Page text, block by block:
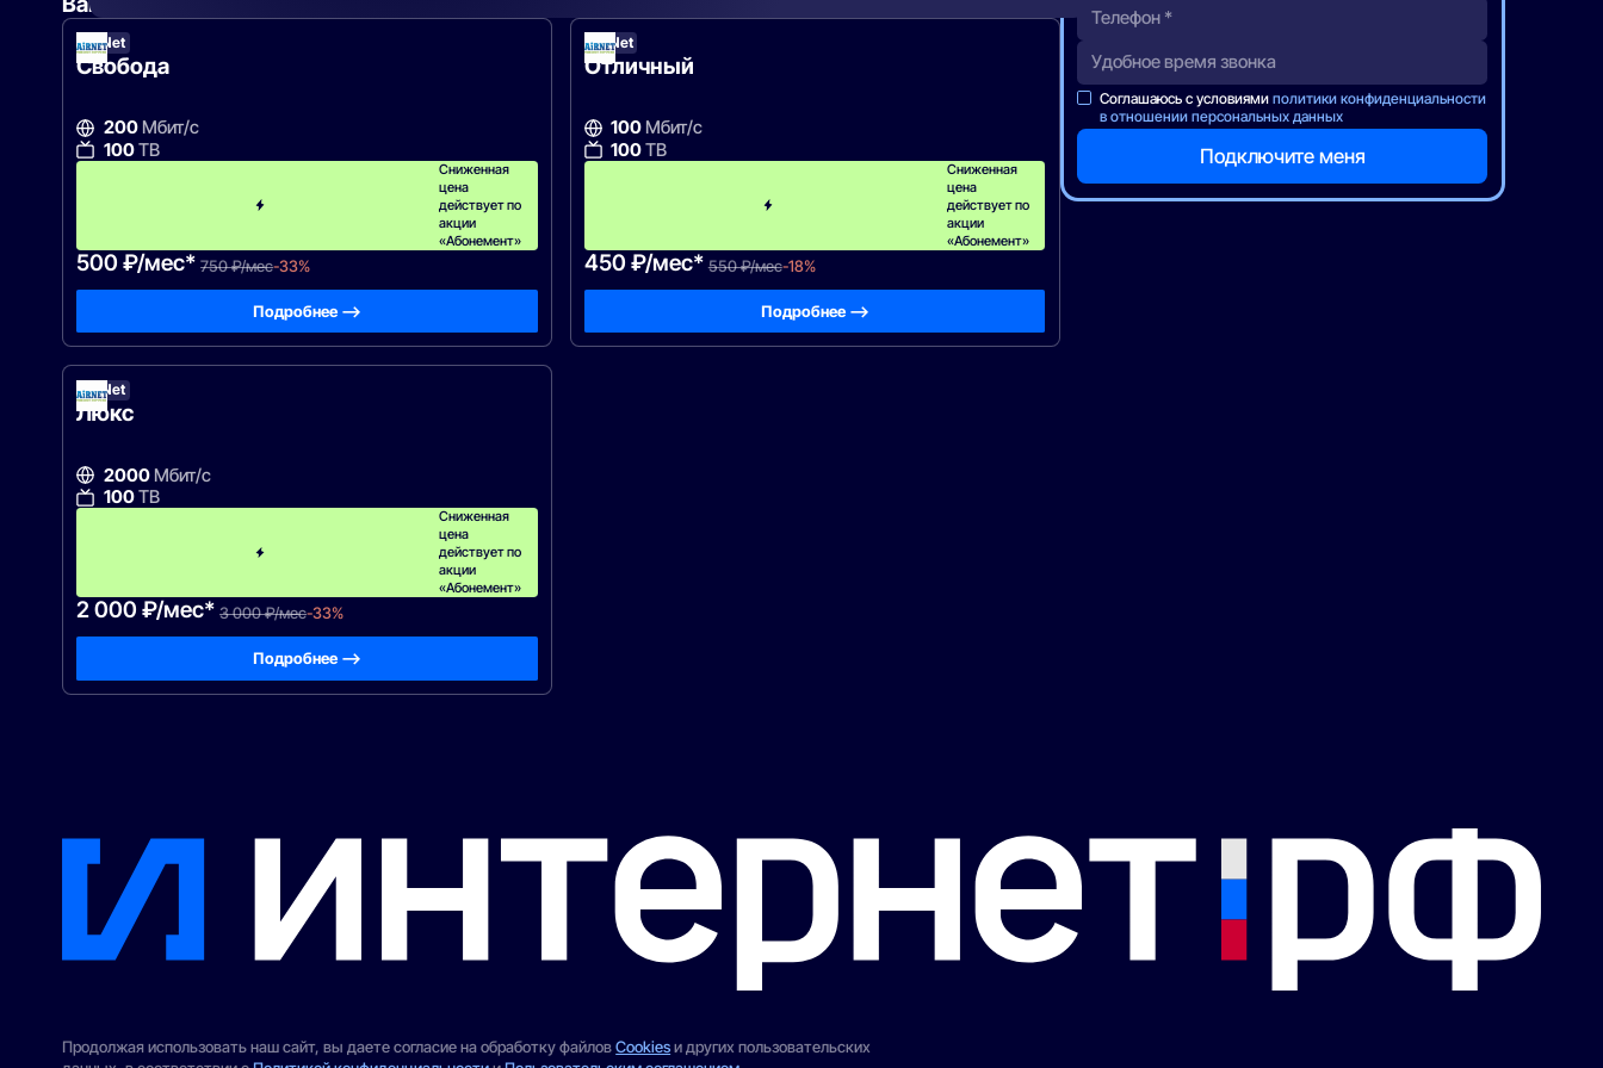
AirNet
Свобода
200Мбит/с
100ТВ
Сниженная
цена
действует по
акции
«Абонемент»
500 ₽/мес* 750 ₽/мес-33%
Подробнее —>
AirNet
Отличный
100 Мбит/с
100ТВ
Сниженная
цена
действует по
акции
«Абонемент»
450 ₽/мес* 550 ₽/мес-18%
Подробнее —>
AirNet
Люкс
2000Мбит/с
100ТВ
Сниженная
цена
действует по
акции
«Абонемент»
2 000 ₽/мес* 3 000 ₽/мес-33%
Подробнее —>
Соглашаюсь с условиямиполитики конфиденциальности
в отношении персональных данных
Продолжая использовать наш сайт, вы даете согласие на обработку файловCookiesи других пользовательских